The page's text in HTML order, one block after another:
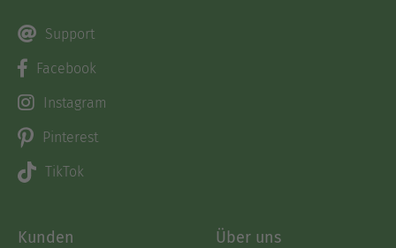
Support
Facebook
Instagram
Pinterest
TikTok
Kunden Über uns